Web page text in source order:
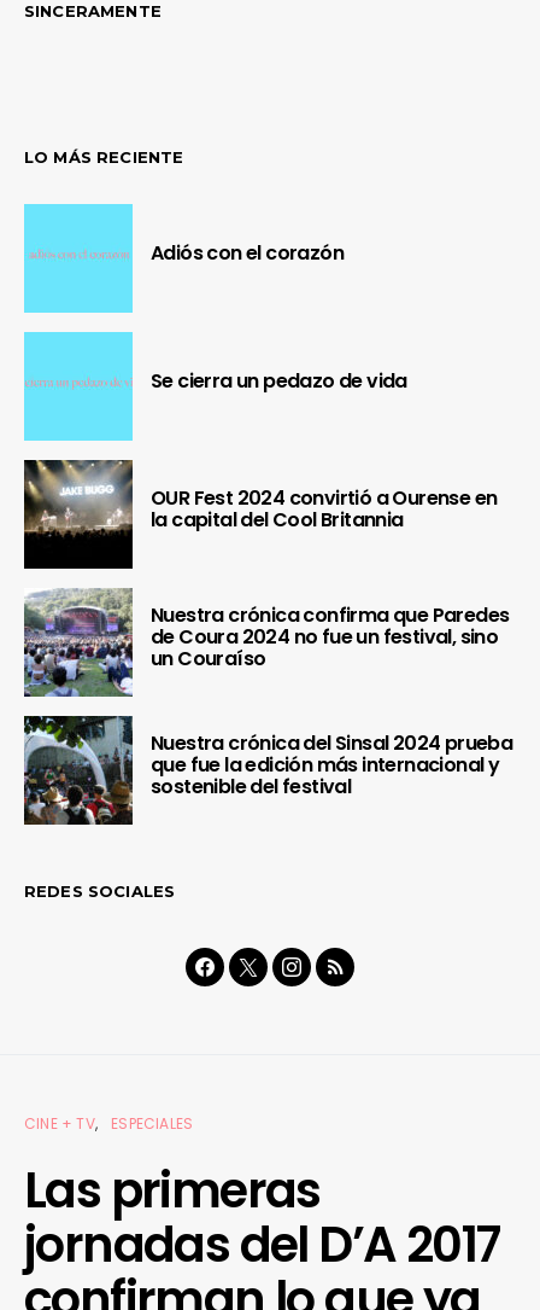
SINCERAMENTE
LO MÁS RECIENTE
Adiós con el corazón
Se cierra un pedazo de vida
OUR Fest 2024 convirtió a Ourense en
la capital del Cool Britannia
Nuestra crónica confirma que Paredes
de Coura 2024 no fue un festival, sino
un Couraíso
Nuestra crónica del Sinsal 2024 prueba
que fue la edición más internacional y
sostenible del festival
REDES SOCIALES
CINE + TV ESPECIALES
Las primeras
jornadas del D’A 2017